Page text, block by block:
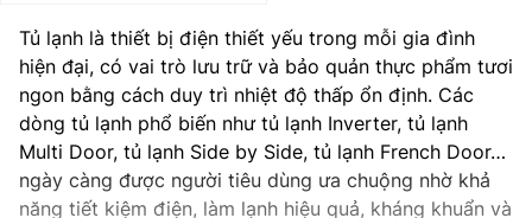
Tủ lạnh là thiết bị điện thiết yếu trong mỗi gia đình
hiện đại, có vai trò lưu trữ và bảo quản thực phẩm tươi
ngon bằng cách duy trì nhiệt độ thấp ổn định. Các
dòng tủ lạnh phổ biến như tủ lạnh Inverter, tủ lạnh
Multi Door, tủ lạnh Side by Side, tủ lạnh French Door…
ngày càng được người tiêu dùng ưa chuộng nhờ khả
năng tiết kiệm điện, làm lạnh hiệu quả, kháng khuẩn và